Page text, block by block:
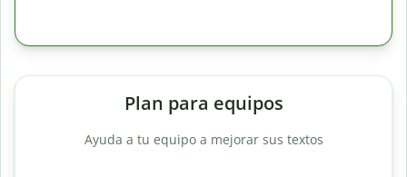
Plan para equipos
Ayuda a tu equipo a mejorar sus textos